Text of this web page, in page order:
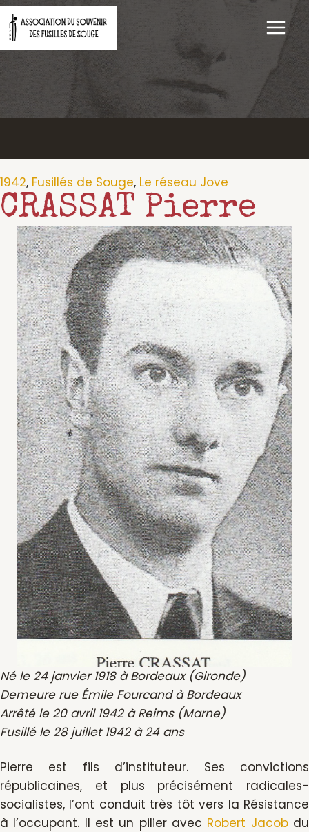
Aller
au
contenu
1942, Fusillés de Souge, Le réseau Jove
CRASSAT Pierre
Né le 24 janvier 1918 à Bordeaux (Gironde)
Demeure rue Émile Fourcand à Bordeaux
Arrêté le 20 avril 1942 à Reims (Marne)
Fusillé le 28 juillet 1942 à 24 ans
Pierre est fils d’instituteur. Ses convictions
républicaines, et plus précisément radicales-
socialistes, l’ont conduit très tôt vers la Résistance
à l’occupant. Il est un pilier avec Robert Jacobdu